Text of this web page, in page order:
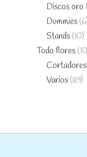
Discos oro
Dummies (6)
Stands (10)
Todo flores
Cortadores
Varios (89)